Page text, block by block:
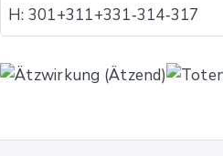
H: 301+311+331​‐​314​‐​317